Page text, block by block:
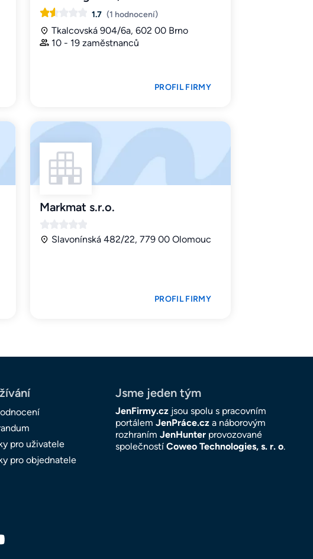
1.7 (1 hodnocení)
Tkalcovská 904/6a, 602 00 Brno
10 - 19 zaměstnanců
PROFIL FIRMY
Markmat s.r.o.
Slavonínská 482/22, 779 00 Olomouc
PROFIL FIRMY
pro uživatele
pro objednatele
Jsme jeden tým
JenFirmy.cz jsou spolu s pracovním
portálem JenPráce.cz a náborovým
rozhraním JenHunter provozované
společností Coweo Technologies, s. r. o.